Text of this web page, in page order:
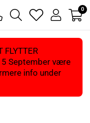
phone
magnifying
glass
heart
light
user
light
0
FLYTTER
September være
info under